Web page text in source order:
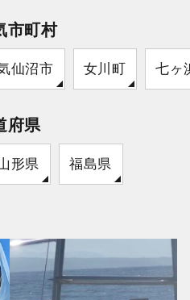
市町村
仙沼市 女川町 七ヶ
府県
形県 福島県